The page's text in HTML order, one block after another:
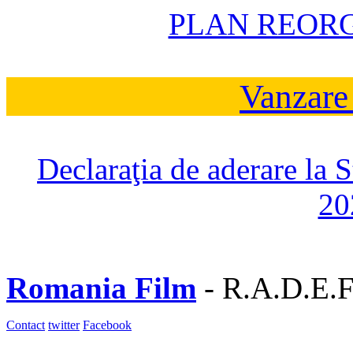
PLAN
Declaraţia de aderare la
Romania Film -
Contact twitter Facebook